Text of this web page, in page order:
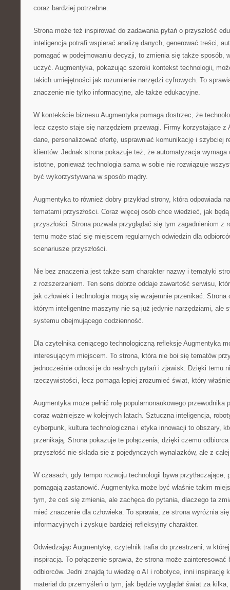
coraz bardziej potrzebne.
Strona może też inspirować do zadawania pytań o przyszłość
inteligencja potrafi wspierać analizę danych, generować treści,
pomagać w podejmowaniu decyzji, to zmienia się także sposób,
uczyć. Augmentyka, pokazując szeroki kontekst technologii,
takich umiejętności jak rozumienie narzędzi cyfrowych. To
znaczenie nie tylko informacyjne, ale także edukacyjne.
W kontekście biznesu Augmentyka pomaga dostrzec, że
lecz często staje się narzędziem przewagi. Firmy korzystające z
dane, personalizować ofertę, usprawniać komunikację i szybciej
klientów. Jednak strona pokazuje też, że automatyzacja wymaga
istotne, ponieważ technologia sama w sobie nie rozwiązuje
być wykorzystywana w sposób mądry.
Augmentyka to również dobry przykład strony, która odpowiada
tematami przyszłości. Coraz więcej osób chce wiedzieć, jak
przyszłości. Strona pozwala przyglądać się tym zagadnieniom z
temu może stać się miejscem regularnych odwiedzin dla
scenariusze przyszłości.
Nie bez znaczenia jest także sam charakter nazwy i tematyki
z rozszerzaniem. Ten sens dobrze oddaje zawartość serwisu,
jak człowiek i technologia mogą się wzajemnie przenikać. Strona
którym inteligentne maszyny nie są już jedynie narzędziami, ale
systemu obejmującego codzienność.
Dla czytelnika ceniącego technologiczną refleksję Augmentyka
interesującym miejscem. To strona, która nie boi się tematów
jednocześnie odnosi je do realnych pytań i zjawisk. Dzięki temu
rzeczywistości, lecz pomaga lepiej zrozumieć świat, który
Augmentyka może pełnić rolę popularnonaukowego przewodnika
coraz ważniejsze w kolejnych latach. Sztuczna inteligencja,
cyberpunk, kultura technologiczna i etyka innowacji to obszary,
przenikają. Strona pokazuje te połączenia, dzięki czemu
przyszłość nie składa się z pojedynczych wynalazków, ale z
W czasach, gdy tempo rozwoju technologii bywa przytłaczające,
pomagają zastanowić. Augmentyka może być właśnie takim
tym, że coś się zmienia, ale zachęca do pytania, dlaczego ta
mieć znaczenie dla człowieka. To sprawia, że strona wyróżnia
informacyjnych i zyskuje bardziej refleksyjny charakter.
Odwiedzając Augmentykę, czytelnik trafia do przestrzeni, w
inspiracją. To połączenie sprawia, że strona może zainteresować
odbiorców. Jedni znajdą tu wiedzę o AI i robotyce, inni inspirację
materiał do przemyśleń o tym, jak będzie wyglądał świat za